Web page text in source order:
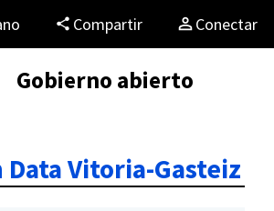
Compartir Conectar
Gobierno abierto
Data Vitoria-Gasteiz